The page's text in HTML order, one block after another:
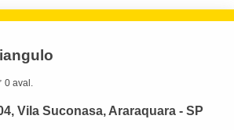
0 aval.
Vila Suconasa, Araraquara - SP